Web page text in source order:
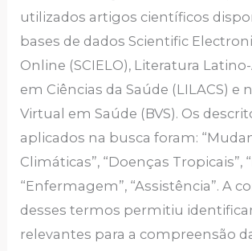
utilizados artigos científicos
bases de dados Scientific
Online (SCIELO), Literatura
em Ciências da Saúde (LILACS) e
Virtual em Saúde (BVS). Os
aplicados na busca foram:
Climáticas”, “Doenças Tropicais”,
“Enfermagem”, “Assistência”. A
desses termos permitiu
relevantes para a compreensão